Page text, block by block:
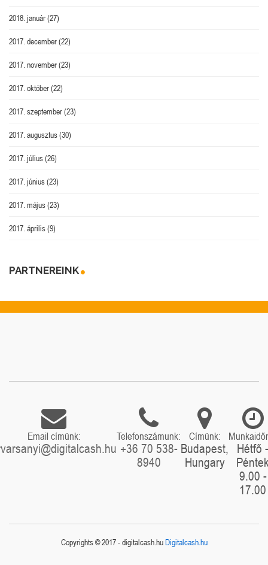
2018. január(27)
2017. december(22)
2017. november(23)
2017. október(22)
2017. szeptember(23)
2017. augusztus(30)
2017. július(26)
2017. június(23)
2017. május(23)
2017. április(9)
PARTNEREINK
Email címünk: Telefonszámunk:
+36 70 538-
8940
Címünk:
Budapest,
Hungary
Hétfő -
9.00 -
17.00
Copyrights © 2017 - digitalcash.huDigitalcash.hu